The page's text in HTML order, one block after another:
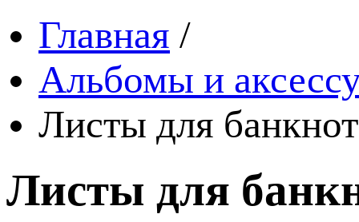
Главная /
Альбомы и
Листы для банкнот
Листы для